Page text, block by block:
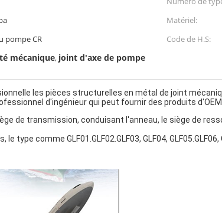
Matériel:
pompe CR Code de H.S:
mécanique, joint d'axe de pompe
les pièces structurelles en métal de joint
d'ingénieur qui peut fournir des produits d'OEM.
de transmission, conduisant l'anneau, le siège de
comme GLF01.GLF02.GLF03, GLF04, GLF05.GLF06,